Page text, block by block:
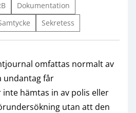
Dokumentation
Sekretess
omfattas normalt av
undantag får
hämtas in av polis eller
utan att den